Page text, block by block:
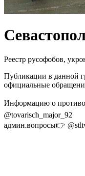
Реестр русофобов,
Публикации в данной
официальные
Информацию о
@tovarisch_major_92
админ.вопросы👉